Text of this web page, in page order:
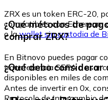
ZRX es un token ERC-20,
compatibles con Ethereum
o lawallet sin custodia de
¿Qué métodos de
comprar ZRX?
En Bitnovo puedes pagar
transferencia SEPA o usar
disponibles en miles de
¿Qué debo
Antes de invertir en 0x,